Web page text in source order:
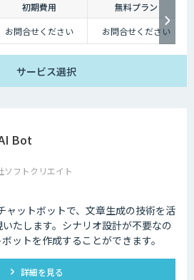
初期費用
無料プラン
お問合せください お問合せください
サービス選択
Bot
ソフトクリエイト
ャットボットで、文章生成の技術を活
たします。シナリオ設計が不要なの
ットを作成することができます。
詳細を見る